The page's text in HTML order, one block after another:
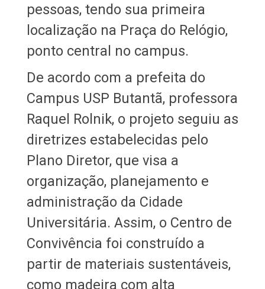
pessoas, tendo sua primeira
localização na Praça do Relógio,
ponto central no campus.
De acordo com a prefeita do
Campus USP Butantã, professora
Raquel Rolnik, o projeto seguiu as
diretrizes estabelecidas pelo
Plano Diretor, que visa a
organização, planejamento e
administração da Cidade
Universitária. Assim, o Centro de
Convivência foi construído a
partir de materiais sustentáveis,
como madeira com alta